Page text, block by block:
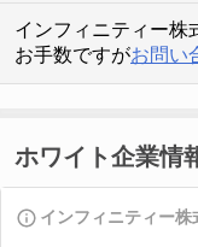
インフィニティー株
お手数ですがお問い
ホワイト企業情
インフィニティー株